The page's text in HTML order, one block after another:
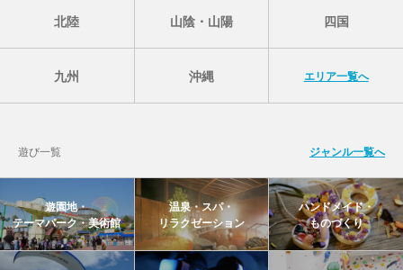
北陸 山陰・山陽 四国
九州 沖縄 エリア一覧へ
遊び一覧 ジャンル一覧へ
遊園地・
テーマパーク・美術館
温泉・スパ・
リラクゼーション
ハンドメイド・
ものづくり